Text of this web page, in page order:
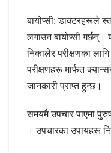
बायोप्सी: डाक्टरहरूले
लगाउन बायोप्सी
निकालेर परीक्षणका
परीक्षणहरू मार्फत
जानकारी प्राप्त हुन्छ।
समयमै उपचार पाएमा
। उपचारका उपायहरू